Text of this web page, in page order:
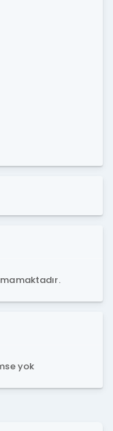
yok